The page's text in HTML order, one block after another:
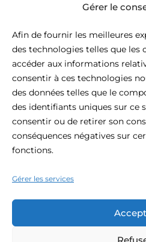
Gérer le
Afin de fournir les meilleures
des technologies telles que les
accéder aux informations
consentir à ces technologies
des données telles que le
des identifiants uniques sur ce
consentir ou de retirer son
conséquences négatives sur
fonctions.
Gérer les services
À Propos De
Situé au cœur de St Julian's, le
même du confort urbain
bénéficie d'une situation
les boutiques et la vie nocturne